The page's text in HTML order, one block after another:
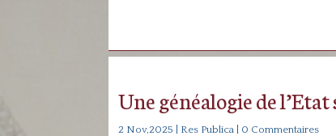
Une généalogie de l’Etat
2 Nov,2025 Res Publica | 0 Commentaires